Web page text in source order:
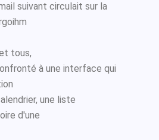
suivant circulait sur la
tous,
à une interface qui
une liste
d'une